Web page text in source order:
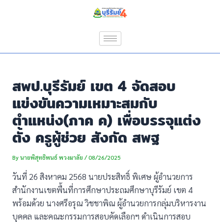
สพป.บุรีรัมย์ เขต 4 จัดสอบ
แข่งขันความเหมาะสมกับ
ตำแหน่ง(ภาค ค) เพื่อบรรจุแต่ง
ตั้ง ครูผู้ช่วย สังกัด สพฐ
Byนายพิสุทธิพนธ์ พวงมาลัย/08/26/2025
วันที่ 26 สิงหาคม 2568 นายประสิทธิ์ พิเศษ ผู้อำนวยการ
สำนักงานเขตพื้นที่การศึกษาประถมศึกษาบุรีรัมย์ เขต 4
พร้อมด้วย นางศรีอรุณ วิชชาพิณ ผู้อำนวยการกลุ่มบริหารงาน
บุคคล และคณะกรรมการสอบคัดเลือกฯ ดำเนินการสอบ